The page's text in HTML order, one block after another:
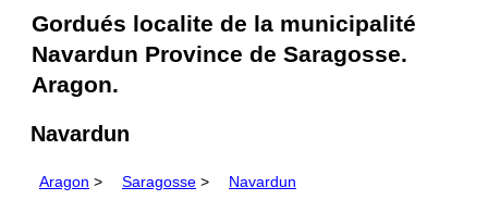
Gordués localite de la municipalité
Navardun Province de Saragosse.
Aragon.
Navardun
Aragon > Saragosse > Navardun